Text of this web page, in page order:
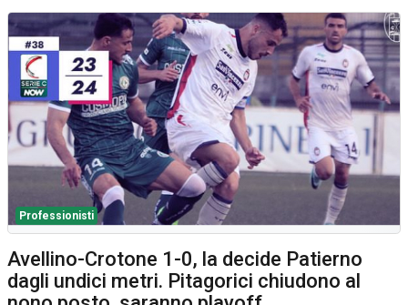
Professionisti
Avellino-Crotone 1-0, la decide Patierno
dagli undici metri. Pitagorici chiudono al